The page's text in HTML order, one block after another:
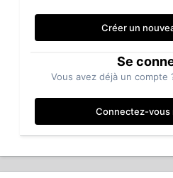
Créer un
Se
Vous avez déjà un compte
Connectez-vous